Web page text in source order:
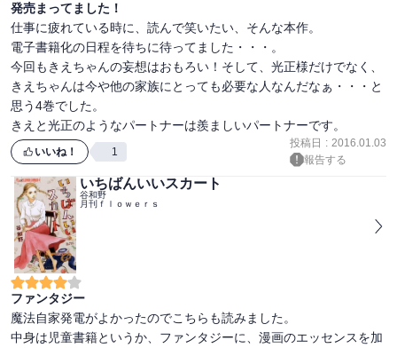
発売まってました！
仕事に疲れている時に、読んで笑いたい、そんな本作。
電子書籍化の日程を待ちに待ってました・・・。
今回もきえちゃんの妄想はおもろい！そして、光正様だけでなく、
きえちゃんは今や他の家族にとっても必要な人なんだなぁ・・・と
思う4巻でした。
きえと光正のようなパートナーは羨ましいパートナーです。
いいね！ 1
投稿日 : 2016.01.03
報告する
いちばんいいスカート
谷和野
月刊ｆｌｏｗｅｒｓ
ファンタジー
魔法自家発電がよかったのでこちらも読みました。
中身は児童書籍というか、ファンタジーに、漫画のエッセンスを加